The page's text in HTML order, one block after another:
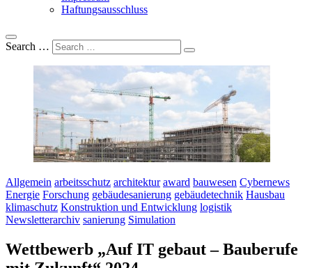
Haftungsausschluss
Search …
Allgemein arbeitsschutz architektur award bauwesen Cybernews
Energie Forschung gebäudesanierung gebäudetechnik Hausbau
klimaschutz Konstruktion und Entwicklung logistik
Newsletterarchiv sanierung Simulation
Wettbewerb „Auf IT gebaut – Bauberufe